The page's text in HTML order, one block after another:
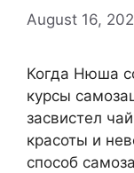
August 16,
Когда Нюша
курсы
засвистел
красоты и
способ